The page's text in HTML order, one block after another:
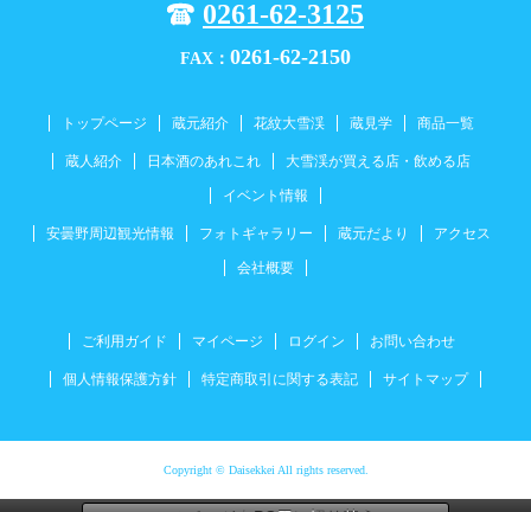
0261-62-3125
FAX： 0261-62-2150
トップページ 蔵元紹介 花紋大雪渓 蔵見学 商品一覧
蔵人紹介 日本酒のあれこれ 大雪渓が買える店・飲める店
イベント情報
安曇野周辺観光情報 フォトギャラリー 蔵元だより アクセス
会社概要
ご利用ガイド マイページ ログイン お問い合わせ
個人情報保護方針 特定商取引に関する表記 サイトマップ
Copyright © Daisekkei All rights reserved.